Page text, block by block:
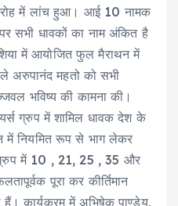
में लांच हुआ। आई 10 नामक
सभी धावकों का नाम अंकित है
में आयोजित फुल मैराथन में
अरुपानंद महतो को सभी
भविष्य की कामना की।
ग्रुप में शामिल धावक देश के
में नियमित रूप से भाग लेकर
में 10 , 21, 25 , 35 और
पूरा कर कीर्तिमान
कार्यक्रम में अभिषेक पाण्डेय,